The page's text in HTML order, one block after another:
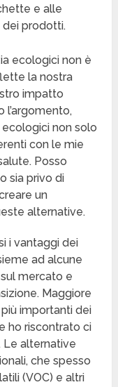
e alle
prodotti.
ecologici non è
la nostra
impatto
non solo
con le mie
Posso
sia privo di
un
alternative.
i vantaggi dei
ad alcune
mercato e
Maggiore
importanti dei
ho riscontrato ci
Le alternative
che spesso
(VOC) e altri